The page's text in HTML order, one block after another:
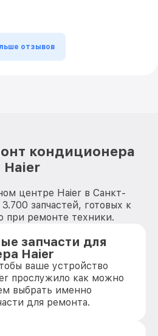
отзывов
кондиционера
Haier
центре Haier в Санкт-
запчастей, готовых к
при ремонте техники.
запчасти для
Haier
ваше устройство
прослужило как можно
выбрать именно
для ремонта.